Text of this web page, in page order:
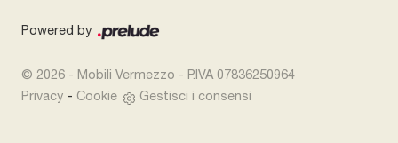
Powered by
© 2026 - Mobili Vermezzo - P.IVA 07836250964
Privacy - Cookie Gestisci i consensi